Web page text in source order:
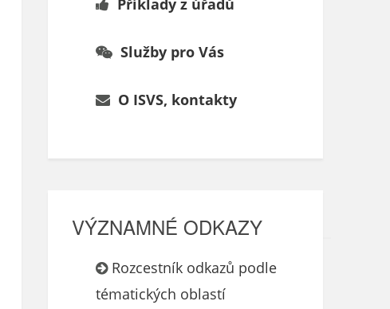
Příklady z úřadů
Služby pro Vás
O ISVS, kontakty
VÝZNAMNÉ ODKAZY
Rozcestník odkazů podle
tématických oblastí